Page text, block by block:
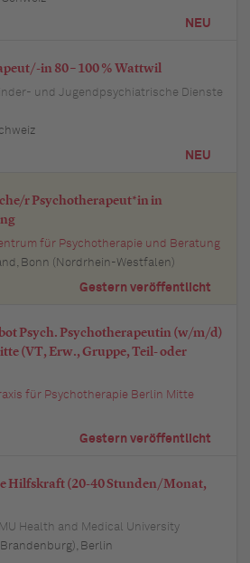
NEU
in 80 – 100 % Wattwil
und Jugendpsychiatrische Dienste
NEU
r Psychotherapeut*in in
für Psychotherapie und Beratung
Bonn (Nordrhein-Westfalen)
Gestern veröffentlicht
Psych. Psychotherapeutin (w/m/d)
(VT, Erw., Gruppe, Teil- oder
für Psychotherapie Berlin Mitte
Gestern veröffentlicht
Hilfskraft (20-40 Stunden/Monat,
Health and Medical University
Berlin